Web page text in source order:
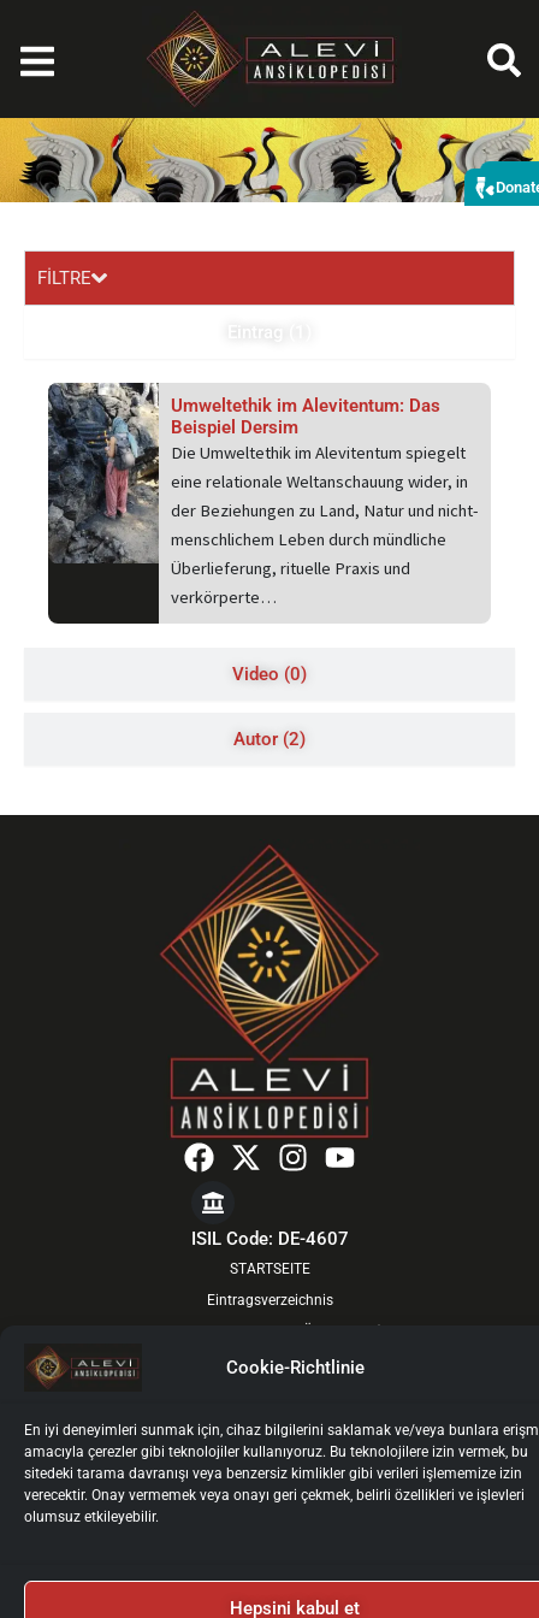
Cookie-Richtlinie
En iyi deneyimleri sunmak için, cihaz bilgilerini saklamak ve/veya bunlara
amacıyla çerezler gibi teknolojiler kullanıyoruz. Bu teknolojilere izin vermek, bu
sitedeki tarama davranışı veya benzersiz kimlikler gibi verileri işlememize izin
verecektir. Onay vermemek veya onayı geri çekmek, belirli özellikleri ve işlevleri
olumsuz etkileyebilir.
Hepsini kabul et
Inhalt
springen
FİLTRE
Eintrag (1)
Video (0)
Autor (2)
Umweltethik im Alevitentum: Das
Beispiel Dersim
Die Umweltethik im Alevitentum spiegelt
eine relationale Weltanschauung wider, in
der Beziehungen zu Land, Natur und nicht-
menschlichem Leben durch mündliche
Überlieferung, rituelle Praxis und
verkörperte…
F
a
c
e
o
X
w
i
t
e
I
n
t
a
g
a
Y
t
ISIL Code: DE-4607
STARTSEITE
Eintragsverzeichnis
ÜBER UNS
BOARDS
FÜR AUTOREN
AUTOREN-LOGIN
Kişisel Verilerin İşlenmesi ve Korunması
Cookie-Richtlinie
2025 © Alevi Ansiklopedisi